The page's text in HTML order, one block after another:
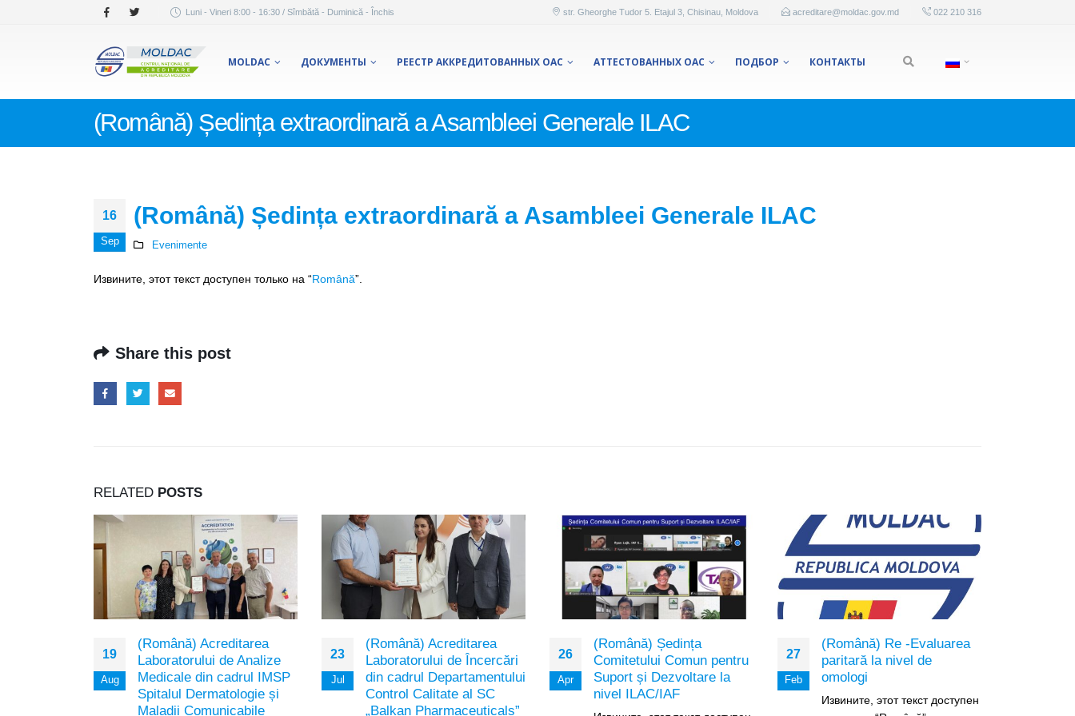
Luni - Vineri 8:00 - 16:30 / Sîmbătă - Duminică - Închis str. Gheorghe Tudor 5. Etajul 3, Chisinau, Moldova acreditare@moldac.gov.md 022 210 316
MOLDAC ДОКУМЕНТЫ РЕЕСТР АККРЕДИТОВАННЫХ ОАС AТТЕСТОВАННЫХ ОАС ПОДБОР КОНТАКТЫ
(Română) Ședința extraordinară a Asambleei Generale ILAC
16
Sep
(Română) Ședința extraordinară a Asambleei Generale ILAC
Evenimente
Извините, этот текст доступен только на “Română”.
Share this post
RELATED POSTS
19
Aug
(Română) Acreditarea
Laboratorului de Analize
Medicale din cadrul IMSP
Spitalul Dermatologie și
Maladii Comunicabile
23
Jul
(Română) Acreditarea
Laboratorului de Încercări
din cadrul Departamentului
Control Calitate al SC
„Balkan Pharmaceuticals”
26
Apr
(Română) Ședința
Comitetului Comun pentru
Suport și Dezvoltare la
nivel ILAC/IAF
27
Feb
(Română) Re -Evaluarea
paritară la nivel de
omologi
Извините, этот текст доступен